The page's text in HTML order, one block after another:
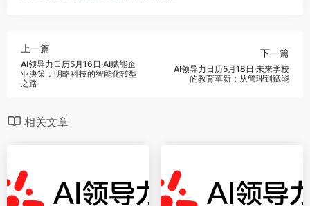
上一篇
AI领导力日历5月16日·AI赋能企
业决策：明略科技的智能化转型
之路
下一篇
AI领导力日历5月18日·未来学校
的教育革新：从管理到赋能
相关文章